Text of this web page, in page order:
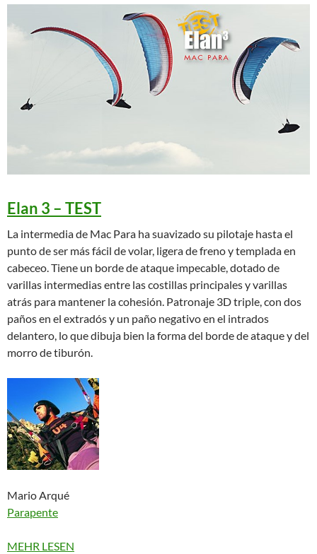
Elan 3 – TEST
La intermedia de Mac Para ha suavizado su pilotaje hasta el
punto de ser más fácil de volar, ligera de freno y templada en
cabeceo. Tiene un borde de ataque impecable, dotado de
varillas intermedias entre las costillas principales y varillas
atrás para mantener la cohesión. Patronaje 3D triple, con dos
paños en el extradós y un paño negativo en el intrados
delantero, lo que dibuja bien la forma del borde de ataque y del
morro de tiburón.
Mario Arqué
Parapente
MEHR LESEN